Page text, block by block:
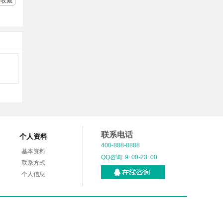
个人资料
基本资料
联系方式
个人信息
联系电话
400-888-8888
QQ咨询: 9: 00-23: 00